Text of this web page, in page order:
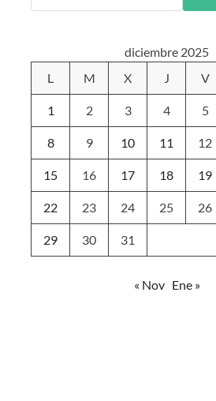
diciembre 2025
L
M X J V
1 2 3 4 5
8 9 10 11 12
15 16 17 18 19
22 23 24 25 26
29 30 31
« Nov Ene »